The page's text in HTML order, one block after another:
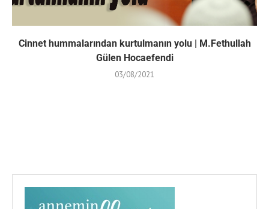
Cinnet hummalarından kurtulmanın yolu | M.Fethullah
Gülen Hocaefendi
03/08/2021